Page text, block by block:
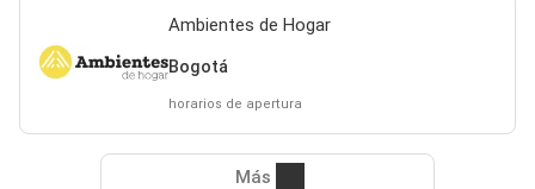
Ambientes de Hogar
Bogotá
horarios de apertura
Más